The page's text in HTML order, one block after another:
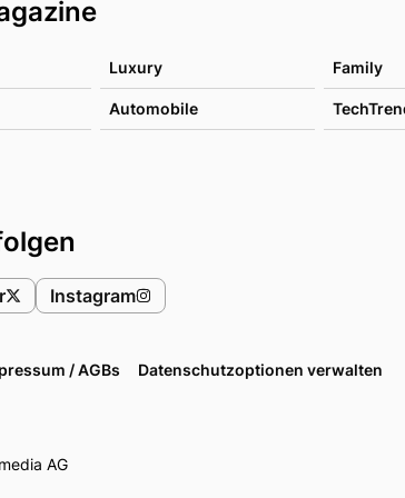
Luxury Family
Automobile
Instagram
/ AGBs Datenschutzoptionen verwalten
AG